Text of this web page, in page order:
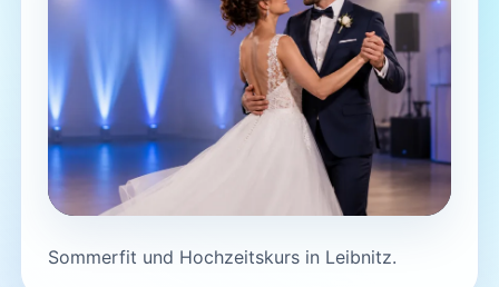
Sommerfit und Hochzeitskurs in Leibnitz.